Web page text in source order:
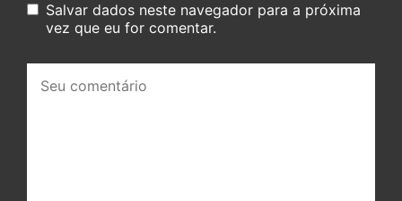
Salvar dados neste navegador para a próxima
vez que eu for comentar.
comentário: